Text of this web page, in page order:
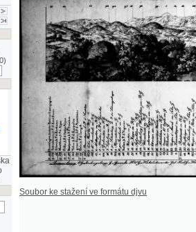
Soubor ke stažení ve formátu djvu